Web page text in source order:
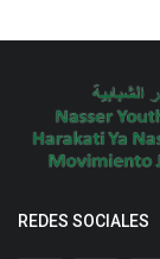
REDES SOCIALES